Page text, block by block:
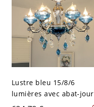
Lustre bleu 15/8/6
lumières avec abat-jour
en verre, 25 pouces et